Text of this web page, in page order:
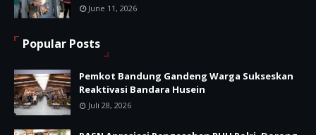
June 11, 2026
Popular Posts
Pemkot Bandung Gandeng Warga Sukseskan
Reaktivasi Bandara Husein
Juli 28, 2026